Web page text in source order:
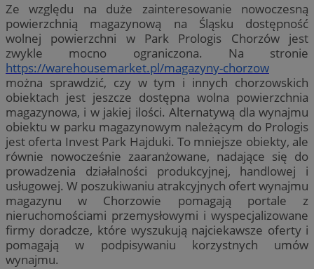
Ze względu na duże zainteresowanie nowoczesną
powierzchnią magazynową na Śląsku dostępność
wolnej powierzchni w Park Prologis Chorzów jest
zwykle mocno ograniczona. Na stronie
https://warehousemarket.pl/magazyny-chorzow
można sprawdzić, czy w tym i innych chorzowskich
obiektach jest jeszcze dostępna wolna powierzchnia
magazynowa, i w jakiej ilości. Alternatywą dla wynajmu
obiektu w parku magazynowym należącym do Prologis
jest oferta Invest Park Hajduki. To mniejsze obiekty, ale
równie nowocześnie zaaranżowane, nadające się do
prowadzenia działalności produkcyjnej, handlowej i
usługowej. W poszukiwaniu atrakcyjnych ofert wynajmu
magazynu w Chorzowie pomagają portale z
nieruchomościami przemysłowymi i wyspecjalizowane
firmy doradcze, które wyszukują najciekawsze oferty i
pomagają w podpisywaniu korzystnych umów
wynajmu.